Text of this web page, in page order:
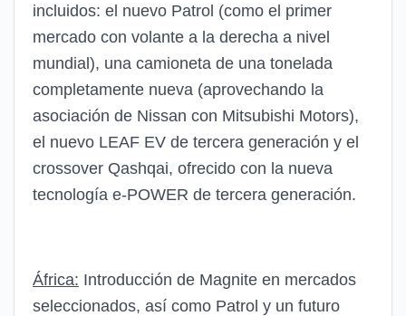
incluidos: el nuevo Patrol (como el primer
mercado con volante a la derecha a nivel
mundial), una camioneta de una tonelada
completamente nueva (aprovechando la
asociación de Nissan con Mitsubishi Motors),
el nuevo LEAF EV de tercera generación y el
crossover Qashqai, ofrecido con la nueva
tecnología e-POWER de tercera generación.
África: Introducción de Magnite en mercados
seleccionados, así como Patrol y un futuro